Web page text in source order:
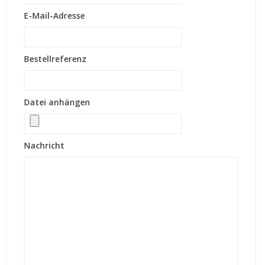
E-Mail-Adresse
Bestellreferenz
Datei anhängen
Nachricht